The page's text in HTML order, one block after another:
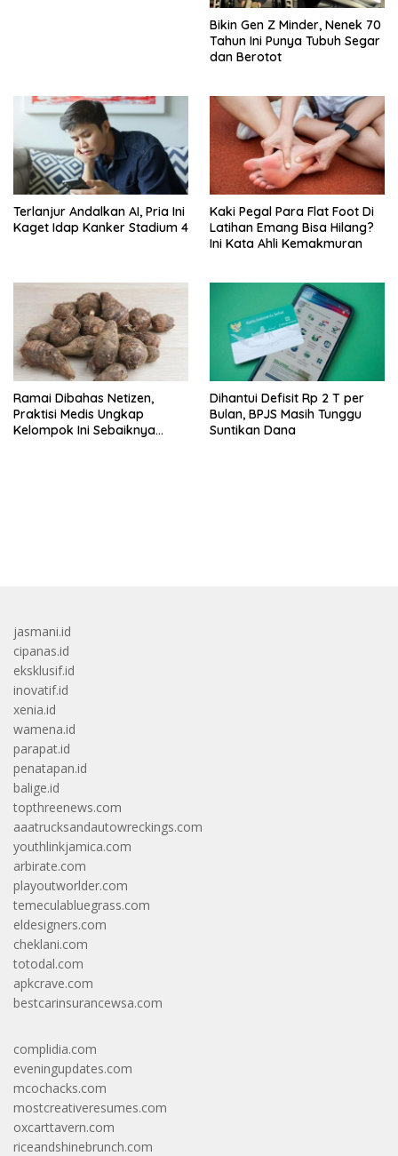
Bikin Gen Z Minder, Nenek 70
Tahun Ini Punya Tubuh Segar
dan Berotot
Terlanjur Andalkan AI, Pria Ini
Kaget Idap Kanker Stadium 4
Kaki Pegal Para Flat Foot Di
Latihan Emang Bisa Hilang?
Ini Kata Ahli Kemakmuran
Ramai Dibahas Netizen,
Praktisi Medis Ungkap
Kelompok Ini Sebaiknya
Dihantui Defisit Rp 2 T per
Bulan, BPJS Masih Tunggu
Suntikan Dana
jasmani.id
cipanas.id
eksklusif.id
inovatif.id
xenia.id
wamena.id
parapat.id
penatapan.id
balige.id
topthreenews.com
aaatrucksandautowreckings.com
youthlinkjamica.com
arbirate.com
playoutworlder.com
temeculabluegrass.com
eldesigners.com
cheklani.com
totodal.com
apkcrave.com
bestcarinsurancewsa.com
complidia.com
eveningupdates.com
mcochacks.com
mostcreativeresumes.com
oxcarttavern.com
riceandshinebrunch.com